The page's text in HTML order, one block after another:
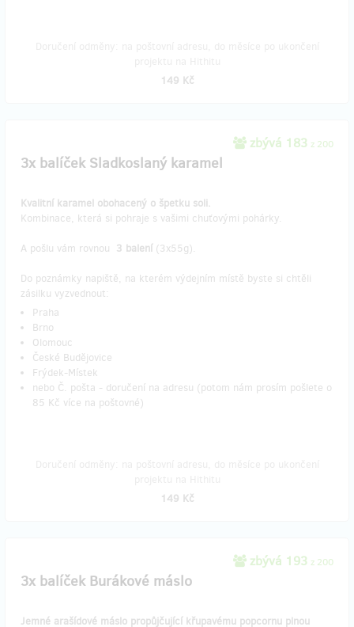
149 Kč
zbývá 183 z 200
3x balíček Sladkoslaný karamel
Kvalitní karamel obohacený o špetku soli.
Kombinace, která si pohraje s vašimi chuťovými pohárky.
A pošlu vám rovnou 3 balení (3x55g).
Do poznámky napiště, na kterém výdejním místě byste si chtěli
zásilku vyzvednout:
Praha
Brno
Olomouc
České Budějovice
Frýdek-Místek
nebo Č. pošta - doručení na adresu (potom nám prosím pošlete o
85 Kč více na poštovné)
149 Kč
zbývá 193 z 200
3x balíček Burákové máslo
Jemné arašídové máslo propůjčující křupavému popcornu plnou